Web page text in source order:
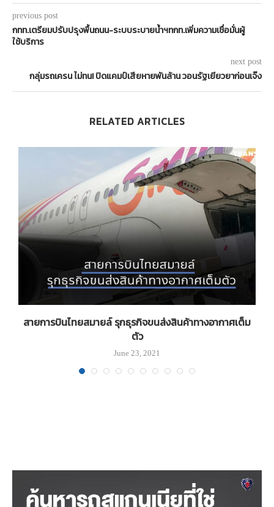
previous post
กทท.เตรียมปรับปรุงพื้นถนน-ระบบระบายน้ำฯทกท.เพิ่มความเชื่อมั่นผู้
ใช้บริการ
next post
กลุ่มรถเครน ไม่ทน! ปิดแคมป์เสียหายพันล้าน วอนรัฐเยียวยาก่อนเจ๊ง
RELATED ARTICLES
สายการบินไทยสมายล์ รุกธุรกิจขนส่งสินค้าทางอากาศเต็ม
ตัว
June 23, 2021